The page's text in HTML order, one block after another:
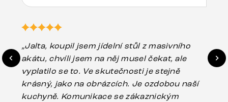
„Jalta, koupil jsem jídelní stůl z masivního
akátu, chvíli jsem na něj musel čekat, ale
vyplatilo se to. Ve skutečnosti je stejně
krásný, jako na obrázcích. Je ozdobou naší
kuchyně. Komunikace se zákaznickým